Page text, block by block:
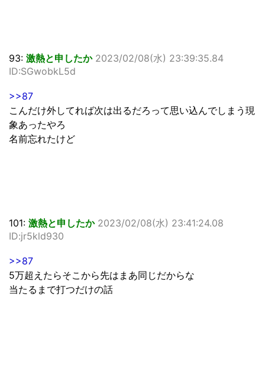
93: 激熱と申したか 2023/02/08(水) 23:39:35.84
ID:SGwobkL5d
>>87
こんだけ外してれば次は出るだろって思い込んでしまう現
象あったやろ
名前忘れたけど
101: 激熱と申したか 2023/02/08(水) 23:41:24.08
ID:jr5kld930
>>87
5万超えたらそこから先はまあ同じだからな
当たるまで打つだけの話